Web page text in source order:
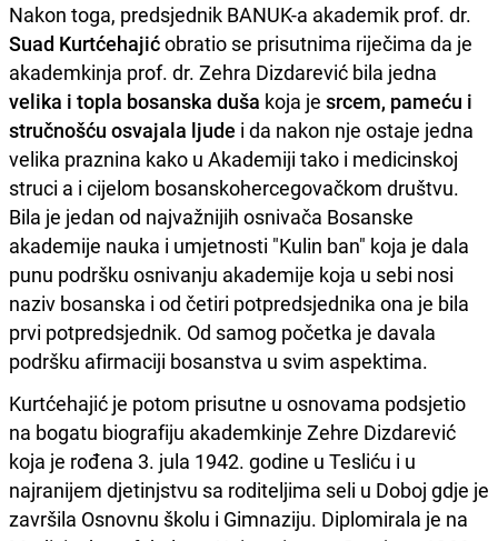
Nakon toga, predsjednik BANUK-a akademik prof. dr.
Suad Kurtćehajićobratio se prisutnima riječima da je
akademkinja prof. dr. Zehra Dizdarević bila jedna
velika i topla bosanska duša koja je srcem, pameću i
stručnošću osvajala ljude i da nakon nje ostaje jedna
velika praznina kako u Akademiji tako i medicinskoj
struci a i cijelom bosanskohercegovačkom društvu.
Bila je jedan od najvažnijih osnivača Bosanske
akademije nauka i umjetnosti "Kulin ban" koja je dala
punu podršku osnivanju akademije koja u sebi nosi
naziv bosanska i od četiri potpredsjednika ona je bila
prvi potpredsjednik. Od samog početka je davala
podršku afirmaciji bosanstva u svim aspektima.
Kurtćehajić je potom prisutne u osnovama podsjetio
na bogatu biografiju akademkinje Zehre Dizdarević
koja je rođena 3. jula 1942. godine u Tesliću i u
najranijem djetinjstvu sa roditeljima seli u Doboj gdje je
završila Osnovnu školu i Gimnaziju. Diplomirala je na